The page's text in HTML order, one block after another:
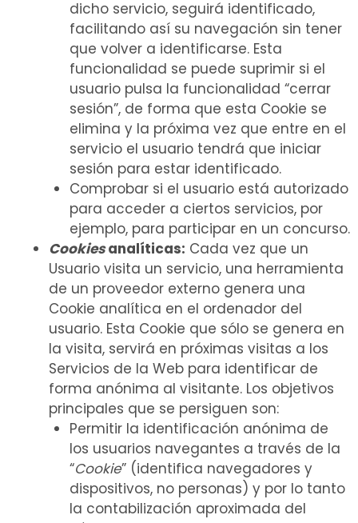
dicho servicio, seguirá identificado,
facilitando así su navegación sin tener
que volver a identificarse. Esta
funcionalidad se puede suprimir si el
usuario pulsa la funcionalidad “cerrar
sesión”, de forma que esta Cookie se
elimina y la próxima vez que entre en el
servicio el usuario tendrá que iniciar
sesión para estar identificado.
Comprobar si el usuario está autorizado
para acceder a ciertos servicios, por
ejemplo, para participar en un concurso.
Cookiesanalíticas: Cada vez que un
Usuario visita un servicio, una herramienta
de un proveedor externo genera una
Cookie analítica en el ordenador del
usuario. Esta Cookie que sólo se genera en
la visita, servirá en próximas visitas a los
Servicios de la Web para identificar de
forma anónima al visitante. Los objetivos
principales que se persiguen son:
Permitir la identificación anónima de
los usuarios navegantes a través de la
“Cookie” (identifica navegadores y
dispositivos, no personas) y por lo tanto
la contabilización aproximada del